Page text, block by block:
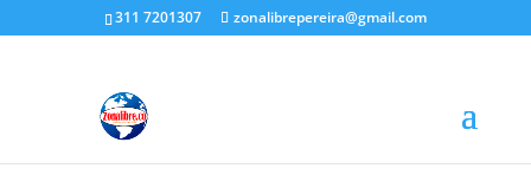
311 7201307 zonalibrepereira@gmail.com
Juguetería
castillo refe KL9999